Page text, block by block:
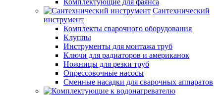
Комплектующие для фаянса
Сантехнический
инструмент
Комплекты сварочного оборудования
Клуппы
Инструменты для монтажа труб
Ключи для радиаторов и американок
Ножницы для резки труб
Опрессовочные насосы
Сменные насадки для сварочных аппаратов